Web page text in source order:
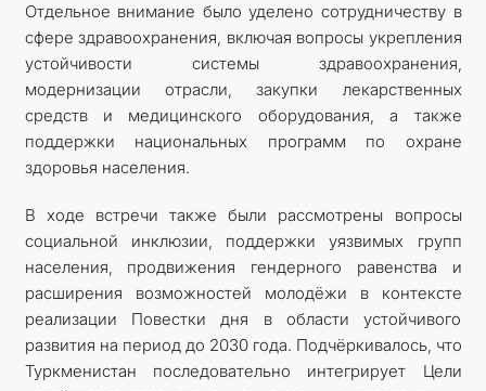
Отдельное внимание было уделено сотрудничеству в
сфере здравоохранения, включая вопросы укрепления
устойчивости системы здравоохранения,
модернизации отрасли, закупки лекарственных
средств и медицинского оборудования, а также
поддержки национальных программ по охране
здоровья населения.
В ходе встречи также были рассмотрены вопросы
социальной инклюзии, поддержки уязвимых групп
населения, продвижения гендерного равенства и
расширения возможностей молодёжи в контексте
реализации Повестки дня в области устойчивого
развития на период до 2030 года. Подчёркивалось, что
Туркменистан последовательно интегрирует Цели